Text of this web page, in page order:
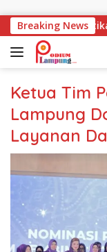
Breaking News
Lampung Pastikan
Ketua Tim
Lampung
Layanan